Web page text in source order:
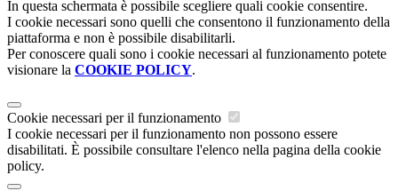
In questa schermata è possibile scegliere quali cookie consentire.
I cookie necessari sono quelli che consentono il funzionamento della
piattaforma e non è possibile disabilitarli.
Per conoscere quali sono i cookie necessari al funzionamento potete
visionare la COOKIE POLICY.
Cookie necessari per il funzionamento
I cookie necessari per il funzionamento non possono essere
disabilitati. È possibile consultare l'elenco nella pagina della cookie
policy.